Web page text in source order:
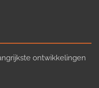
ontwikkelingen